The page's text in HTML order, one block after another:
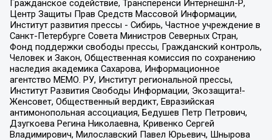
Гражданское содействие, Трансперенси Интернешнл-Р,
Центр Защиты Прав Средств Массовой Информации,
Институт развития прессы - Сибирь, Частное учреждение в
Санкт-Петербурге Совета Министров Северных Стран,
Фонд поддержки свободы прессы, Гражданский контроль,
Человек и Закон, Общественная комиссия по сохранению
наследия академика Сахарова, Информационное
агентство МЕМО. РУ, Институт региональной прессы,
Институт Развития Свободы Информации, Экозащита!-
Женсовет, Общественный вердикт, Евразийская
антимонопольная ассоциация, Бедушев Петр Петрович,
Дзугкоева Регина Николаевна, Кривенко Сергей
Владимирович, Милославский Павел Юрьевич, Шнырова